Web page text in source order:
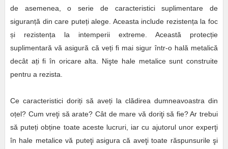
de asemenea, o serie de caracteristici suplimentare de
siguranță din care puteți alege. Aceasta include rezistența la foc
și rezistența la intemperii extreme. Această protecție
suplimentară vă asigură că veți fi mai sigur într-o hală metalică
decât ați fi în oricare alta. Nişte hale metalice sunt construite
pentru a rezista.
Ce caracteristici doriți să aveți la clădirea dumneavoastra din
oțel? Cum vreţi să arate? Cât de mare vă doriţi să fie? Ar trebui
să puteți obține toate aceste lucruri, iar cu ajutorul unor experţi
în hale metalice vă puteţi asigura că aveţi toate răspunsurile şi